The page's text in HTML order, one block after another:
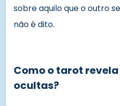
sobre aquilo que o outro
não é dito.
Como o tarot
ocultas?